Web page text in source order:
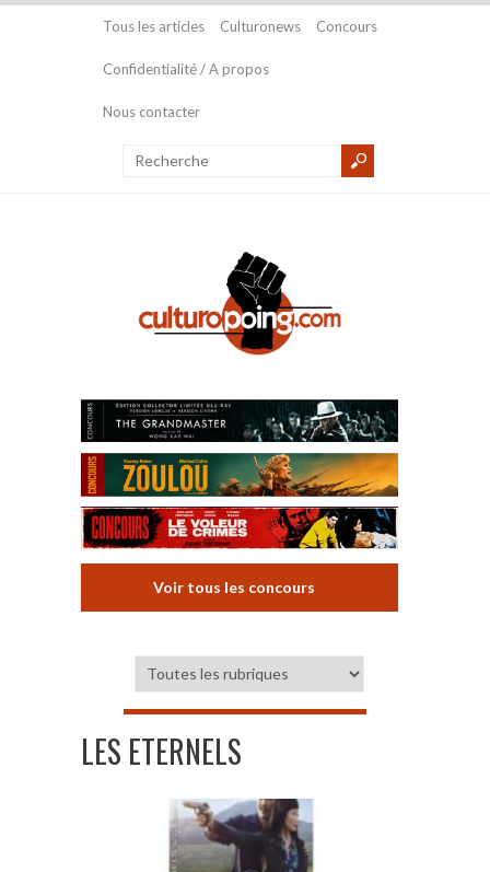
Tous les articles Culturonews Concours
Confidentialité / A propos
Nous contacter
Voir tous les concours
LES ETERNELS